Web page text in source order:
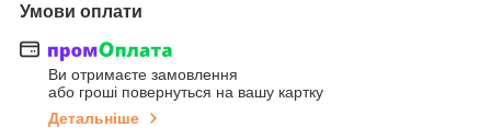
Умови оплати
Ви отримаєте замовлення
або гроші повернуться на вашу картку
Детальніше